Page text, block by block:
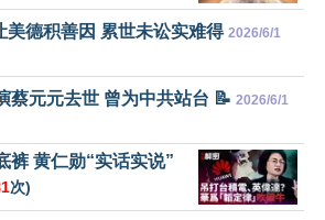
美德积善因 累世未讼实难得 2026/6/1
蔡元元去世 曾为中共站台 📝 2026/6/1
裤 黄仁勋“实话实说”
次)